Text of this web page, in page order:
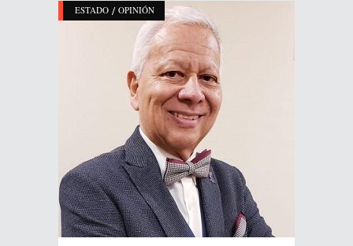
ESTADO / OPINIÓN